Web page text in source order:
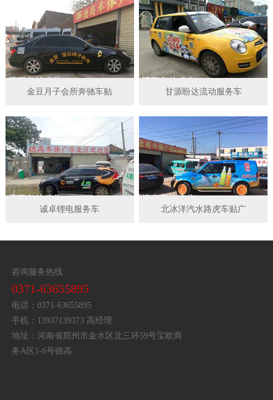
金豆月子会所奔驰车贴 甘源盼达流动服务车
诚卓锂电服务车 北冰洋汽水路虎车贴广
咨询服务热线
0371-63655895
电话：0371-63655895
手机：13937139373 高经理
地址：河南省郑州市金水区北三环59号宝欧商
务A区1-6号德高